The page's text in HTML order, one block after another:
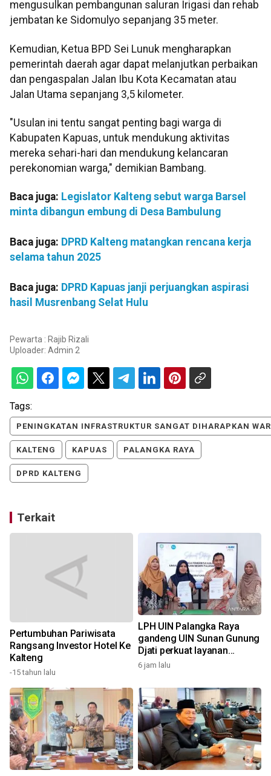
mengusulkan pembangunan saluran Irigasi dan rehab
jembatan ke Sidomulyo sepanjang 35 meter.
Kemudian, Ketua BPD Sei Lunuk mengharapkan
pemerintah daerah agar dapat melanjutkan perbaikan
dan pengaspalan Jalan Ibu Kota Kecamatan atau
Jalan Utama sepanjang 3,5 kilometer.
"Usulan ini tentu sangat penting bagi warga di
Kabupaten Kapuas, untuk mendukung aktivitas
mereka sehari-hari dan mendukung kelancaran
perekonomian warga," demikian Bambang.
Baca juga: Legislator Kalteng sebut warga Barsel
minta dibangun embung di Desa Bambulung
Baca juga: DPRD Kalteng matangkan rencana kerja
selama tahun 2025
Baca juga: DPRD Kapuas janji perjuangkan aspirasi
hasil Musrenbang Selat Hulu
Pewarta : Rajib Rizali
Uploader: Admin 2
Tags:
PENINGKATAN INFRASTRUKTUR SANGAT DIHARAPKAN
KALTENG KAPUAS PALANGKA RAYA
DPRD KALTENG
Terkait
Pertumbuhan Pariwisata
Rangsang Investor Hotel Ke
Kalteng
-15 tahun lalu
LPH UIN Palangka Raya
gandeng UIN Sunan Gunung
Djati perkuat layanan
sertifikasi halal
6 jam lalu